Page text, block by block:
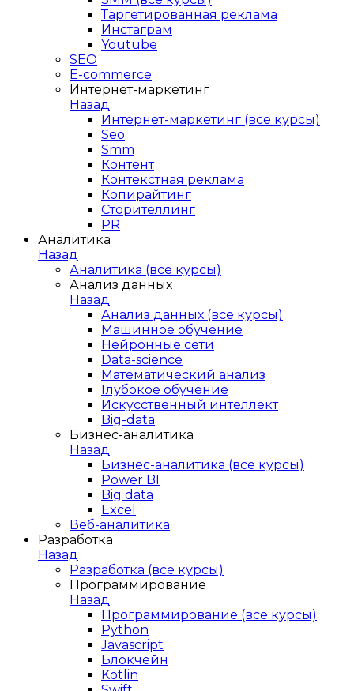
Таргетированная реклама
Инстаграм
Youtube
SEO
E-сommerce
Интернет-маркетинг
Назад
Интернет-маркетинг (все курсы)
Seo
Smm
Контент
Контекстная реклама
Копирайтинг
Сторителлинг
PR
Аналитика
Назад
Аналитика (все курсы)
Анализ данных
Назад
Анализ данных (все курсы)
Машинное обучение
Нейронные сети
Data-science
Математический анализ
Глубокое обучение
Искусственный интеллект
Big-data
Бизнес-аналитика
Назад
Бизнес-аналитика (все курсы)
Power BI
Big data
Excel
Веб-аналитика
Разработка
Назад
Разработка (все курсы)
Программирование
Назад
Программирование (все курсы)
Python
Javascript
Блокчейн
Kotlin